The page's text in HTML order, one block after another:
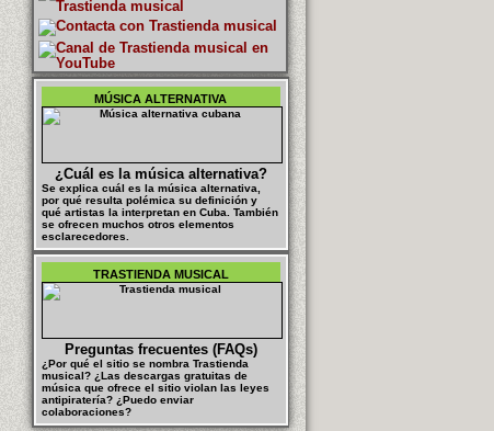
MÚSICA ALTERNATIVA
¿Cuál es la música alternativa?
Se explica cuál es la música alternativa,
por qué resulta polémica su definición y
qué artistas la interpretan en Cuba. También
se ofrecen muchos otros elementos
esclarecedores.
TRASTIENDA MUSICAL
Preguntas frecuentes (FAQs)
¿Por qué el sitio se nombra Trastienda
musical? ¿Las descargas gratuitas de
música que ofrece el sitio violan las leyes
antipiratería? ¿Puedo enviar
colaboraciones?